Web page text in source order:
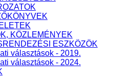
KÖZLEMÉNYEK
ESZKÖZÖK
választások - 2019.
választások - 2024.